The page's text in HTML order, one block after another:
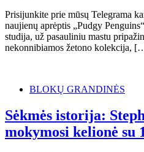
Prisijunkite prie mūsų Telegrama
naujienų aprėptis „Pudgy
studija, už pasauliniu mastu
nekonnibiamos žetono kolekcija,
BLOKŲ GRANDINĖS
Sėkmės istorija:
mokymosi kelionė su